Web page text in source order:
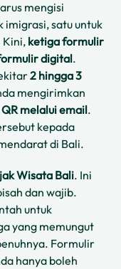
mengisi
satu untuk
Kini, ketiga formulir
digital.
2 hingga 3
mengirimkan
melalui email.
kepada
di Bali.
Wisata Bali. Ini
dan wajib.
untuk
yang memungut
Formulir
hanya boleh